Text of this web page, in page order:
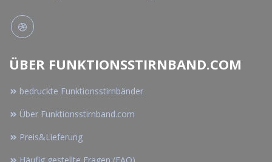
ÜBER FUNKTIONSSTIRNBAND.COM
bedruckte Funktionsstirnbänder
Über Funktionsstirnband.com
Preis&Lieferung